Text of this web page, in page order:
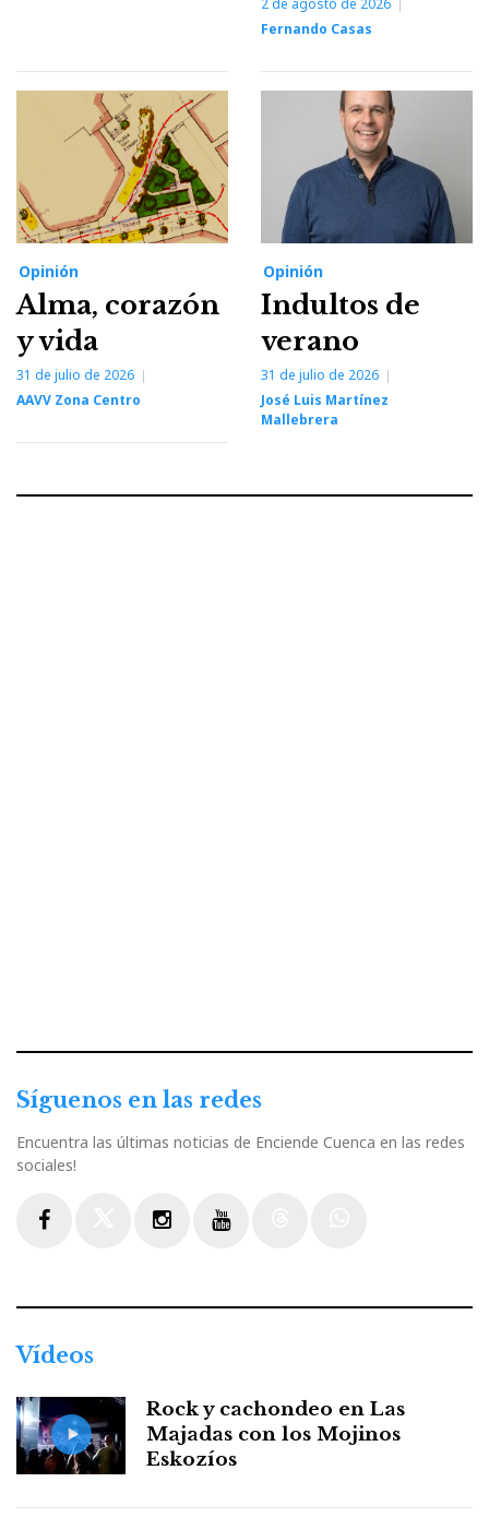
Fernando Casas
Opinión
Alma, corazón
y vida
31 de julio de 2026
AAVV Zona Centro
Opinión
Indultos de
verano
31 de julio de 2026
José Luis Martínez
Mallebrera
Síguenos en las redes
Encuentra las últimas noticias de Enciende Cuenca en las redes
sociales!
Vídeos
Rock y cachondeo en Las
Majadas con los Mojinos
Eskozíos